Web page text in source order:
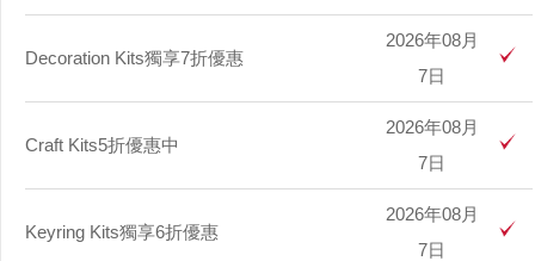
Decoration Kits獨享7折優惠
2026年08月
7日
Craft Kits5折優惠中
2026年08月
7日
Keyring Kits獨享6折優惠
2026年08月
7日